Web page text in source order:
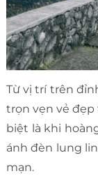
Từ vị trí trên
trọn vẹn vẻ đẹp
biệt là khi
ánh đèn lung
mạn.